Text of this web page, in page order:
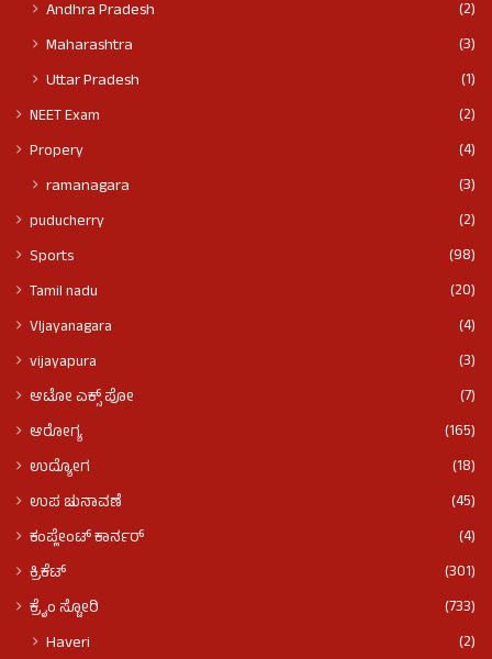
Andhra Pradesh
(2)
Maharashtra
(3)
Uttar Pradesh
(1)
NEET Exam
(2)
Propery
(4)
ramanagara (3)
puducherry
(2)
Sports
(98)
Tamil nadu
(20)
VIjayanagara
(4)
vijayapura
(3)
ಆಟೋ ಎಕ್ಸ್ ಪೋ
(7)
ಆರೋಗ್ಯ
(165)
ಉದ್ಯೋಗ
(18)
ಉಪ ಚುನಾವಣೆ
(45)
ಕಂಪ್ಲೇಂಟ್ ಕಾರ್ನರ್
(4)
ಕ್ರಿಕೆಟ್
(301)
ಕ್ರೈಂ ಸ್ಟೋರಿ
(733)
Haveri (2)